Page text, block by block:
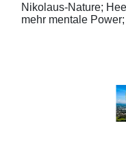
Nikolaus-Nature;
mehr mentale